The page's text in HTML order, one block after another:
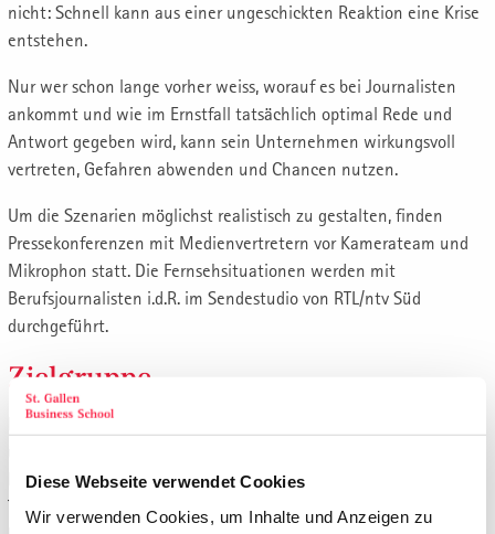
Diese Webseite verwendet Cookies
Wir verwenden Cookies, um Inhalte und Anzeigen zu
nicht: Schnell kann aus einer ungeschickten Reaktion eine Krise
entstehen.
Nur wer schon lange vorher weiss, worauf es bei Journalisten
ankommt und wie im Ernstfall tatsächlich optimal Rede und
Antwort gegeben wird, kann sein Unternehmen wirkungsvoll
vertreten, Gefahren abwenden und Chancen nutzen.
Um die Szenarien möglichst realistisch zu gestalten, finden
Pressekonferenzen mit Medienvertretern vor Kamerateam und
Mikrophon statt. Die Fernsehsituationen werden mit
Berufsjournalisten i.d.R. im Sendestudio von RTL/ntv Süd
durchgeführt.
Zielgruppe
Das Intensivtraining richtet sich an Mitglieder des Vorstandes
Führungskräfte, die in der Öffentlichkeit und gegenüber
TV/Hörfunk/Print-Journalisten ihr Unternehmen nach Aussen